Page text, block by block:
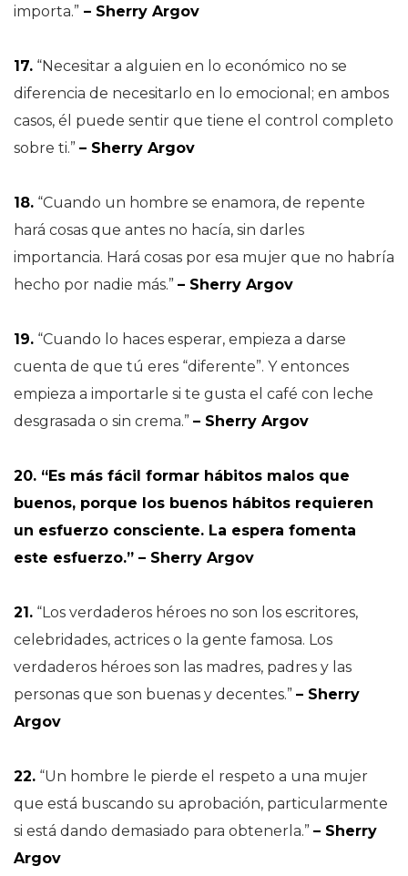
importa.” – Sherry Argov
17. “Necesitar a alguien en lo económico no se
diferencia de necesitarlo en lo emocional; en ambos
casos, él puede sentir que tiene el control completo
sobre ti.” – Sherry Argov
18. “Cuando un hombre se enamora, de repente
hará cosas que antes no hacía, sin darles
importancia. Hará cosas por esa mujer que no habría
hecho por nadie más.” – Sherry Argov
19. “Cuando lo haces esperar, empieza a darse
cuenta de que tú eres “diferente”. Y entonces
empieza a importarle si te gusta el café con leche
desgrasada o sin crema.” – Sherry Argov
20. “Es más fácil formar hábitos malos que
buenos, porque los buenos hábitos requieren
un esfuerzo consciente. La espera fomenta
este esfuerzo.” – Sherry Argov
21. “Los verdaderos héroes no son los escritores,
celebridades, actrices o la gente famosa. Los
verdaderos héroes son las madres, padres y las
personas que son buenas y decentes.” – Sherry
Argov
22. “Un hombre le pierde el respeto a una mujer
que está buscando su aprobación, particularmente
si está dando demasiado para obtenerla.” – Sherry
Argov